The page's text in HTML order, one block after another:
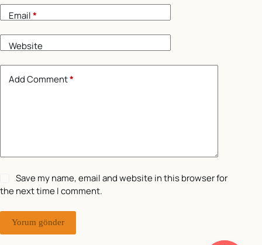
Email*
Website
Add Comment*
Save my name, email and website in this browser for
the next time I comment.
Yorum gönder